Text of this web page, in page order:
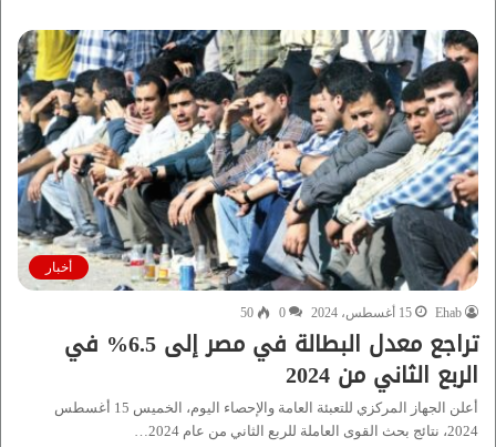
أخبار
Ehab 15 أغسطس، 2024 0
50
تراجع معدل البطالة في مصر إلى 6.5% في
الربع الثاني من 2024
أعلن الجهاز المركزي للتعبئة العامة والإحصاء اليوم، الخميس 15 أغسطس
2024، نتائج بحث القوى العاملة للربع الثاني من عام 2024…